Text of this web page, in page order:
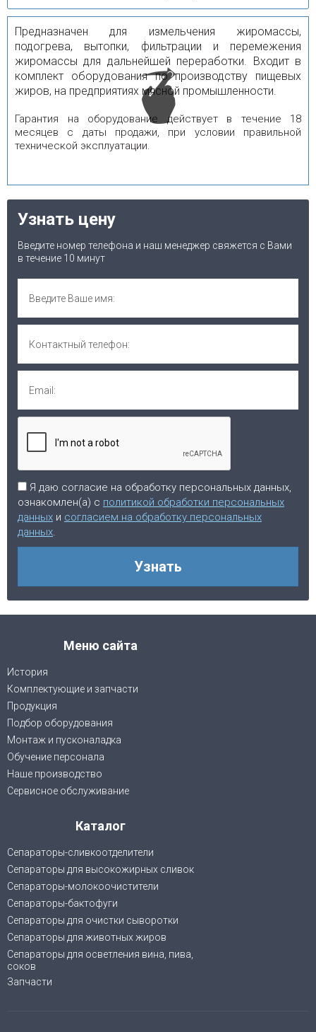
Предназначен для измельчения жиромассы,
подогрева, вытопки, фильтрации и перемежения
жиромассы для дальнейшей переработки. Входит в
комплект оборудования по производству пищевых
жиров, на предприятиях мясной промышленности.
Гарантия на оборудование действует в течение 18
месяцев с даты продажи, при условии правильной
технической эксплуатации.
Узнать цену
Введите номер телефона и наш менеджер свяжется с Вами
в течение 10 минут
Я даю согласие на обработку персональных данных,
ознакомлен(а) с политикой обработки персональных
данных и согласием на обработку персональных
данных.
Узнать
Меню сайта
История
Комплектующие и запчасти
Продукция
Подбор оборудования
Монтаж и пусконаладка
Обучение персонала
Наше производство
Сервисное обслуживание
Каталог
Сепараторы-сливкоотделители
Сепараторы для высокожирных сливок
Сепараторы-молокоочистители
Сепараторы-бактофуги
Сепараторы для очистки сыворотки
Сепараторы для животных жиров
Cепараторы для осветления вина, пива,
соков
Запчасти